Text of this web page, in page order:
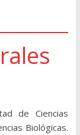
de Ciencias
Biológicas.